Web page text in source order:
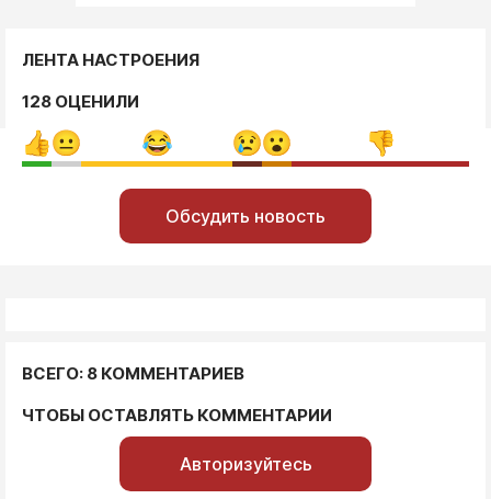
ЛЕНТА НАСТРОЕНИЯ
128 ОЦЕНИЛИ
Обсудить новость
ВСЕГО: 8 КОММЕНТАРИЕВ
ЧТОБЫ ОСТАВЛЯТЬ КОММЕНТАРИИ
Авторизуйтесь